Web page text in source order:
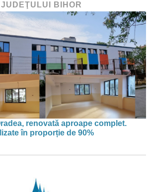
BIHOR
renovată aproape complet.
în proporție de 90%